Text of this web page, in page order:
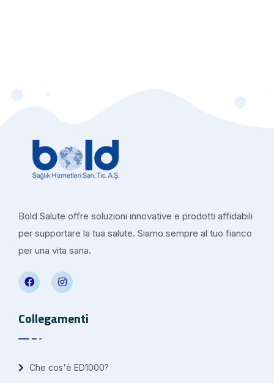
Bold Salute offre soluzioni innovative e prodotti affidabili
per supportare la tua salute. Siamo sempre al tuo fianco
per una vita sana.
Collegamenti
Che cos'è ED1000?